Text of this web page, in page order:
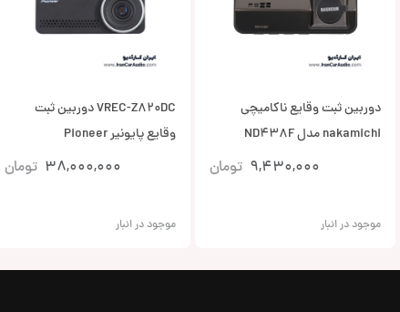
دوربین ثبت وقایع ناکامیچی
nakamichi مدل ND438F
9,430,000 تومان
موجود در انبار
VREC-Z820DC دوربین ثبت
وقایع پایونیر Pioneer
38,000,000 تومان
موجود در انبار